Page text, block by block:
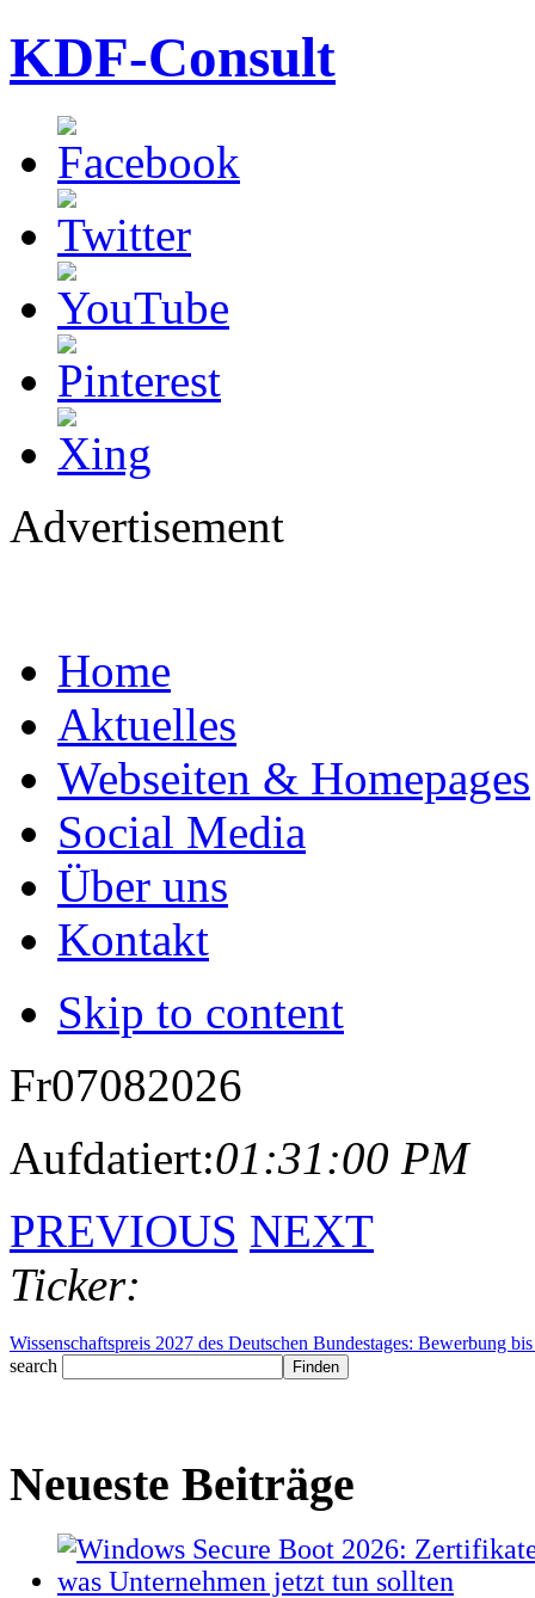
KDF-Consult
Advertisement
Home
Aktuelles
Webseiten & Homepages
Social Media
Über uns
Kontakt
Skip to content
Fr07082026
Aufdatiert:01:31:00 PM
PREVIOUS NEXT
Ticker:
Wissenschaftspreis 2027 des Deutschen Bundestages: Bewerbung
search
Neueste Beiträge